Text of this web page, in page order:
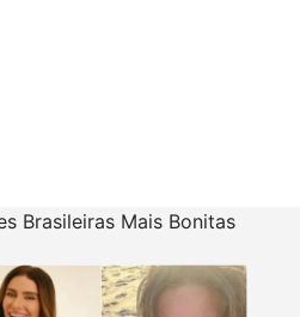
Brasileiras Mais Bonitas